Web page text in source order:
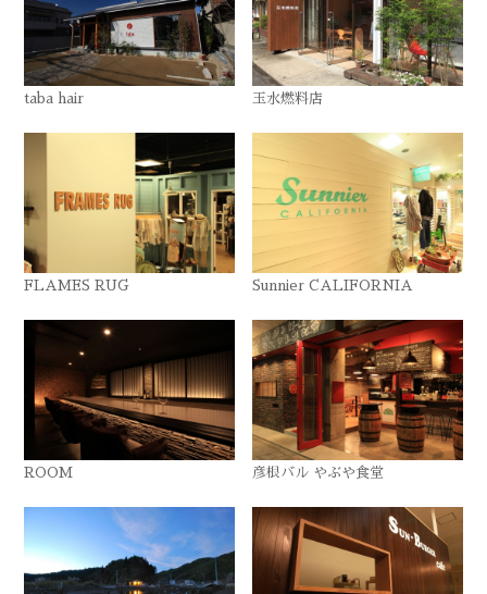
taba hair 玉水燃料店
FLAMES RUG Sunnier CALIFORNIA
ROOM 彦根バル やぶや食堂